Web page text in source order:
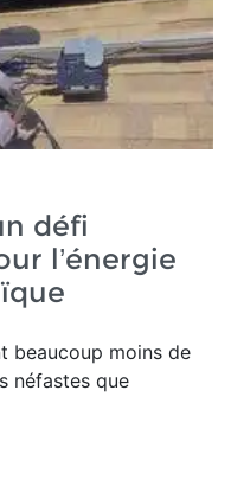
défi
l’énergie
beaucoup moins de
néfastes que